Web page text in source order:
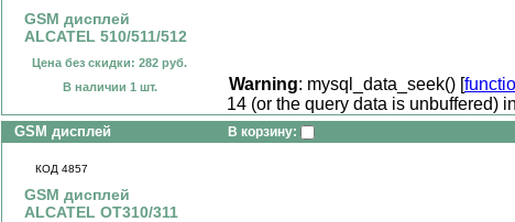
GSM дисплей
ALCATEL 510/511/512
Цена без скидки: 282 руб.
В наличии 1 шт.
Warning: mysql_data_seek() [
14 (or the query data is unbuffered) in
GSM дисплей В корзину:
КОД 4857
GSM дисплей
ALCATEL OT310/311